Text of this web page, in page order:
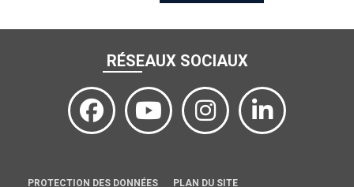
RÉSEAUX SOCIAUX
PROTECTION DES DONNÉES PLAN DU SITE